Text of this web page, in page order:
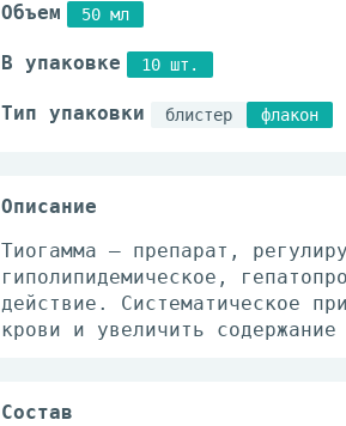
Объем 50 мл
В упаковке 10 шт.
Тип упаковки блистер флакон
Описание
Тиогамма – препарат,
гиполипидемическое,
действие. Систематическое
крови и увеличить
Состав